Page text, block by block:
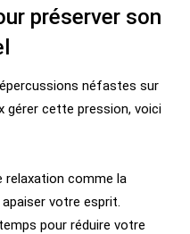
préserver son
néfastes sur
gérer cette pression, voici
relaxation comme la
votre esprit.
pour réduire votre